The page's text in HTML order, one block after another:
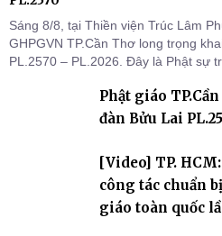
Sáng 8/8, tại Thiền viện Trúc Lâm
GHPGVN TP.Cần Thơ long trọng
PL.2570 – PL.2026. Đây là Phật sự
thứ I, thể hiện sự quan tâm đối với
Tăng tài và tiếp nối mạng mạch
Phật giáo
đàn Bửu Lai
[Video] TP.
công tác chuẩn
giáo toàn quốc